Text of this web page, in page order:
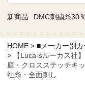
新商品 DMC刺繍糸30
商品一覧
カテゴリーから探
取り扱いブランド
HOME ■メーカー別
【Luca-sルーカス社
庭・クロスステッチキ
社糸・全面刺し